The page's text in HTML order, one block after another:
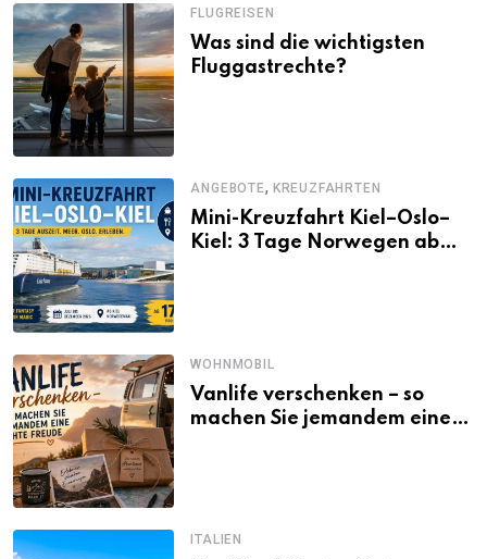
FLUGREISEN
Was sind die wichtigsten
Fluggastrechte?
ANGEBOTE, KREUZFAHRTEN
Mini-Kreuzfahrt Kiel–Oslo–
Kiel: 3 Tage Norwegen ab
WOHNMOBIL
Vanlife verschenken – so
machen Sie jemandem eine
ITALIEN